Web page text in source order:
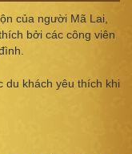
của người Mã Lai,
bởi các công viên
du khách yêu thích khi